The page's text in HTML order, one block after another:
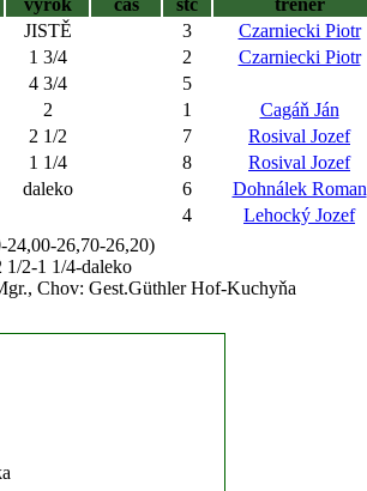
výrok čas stč trenér
JISTĚ 3
Czarniecki Piotr
1 3/4 2
Czarniecki Piotr
4 3/4
5
2 1
Cagáň Ján
2 1/2 7
Rosival Jozef
1 1/4 8
Rosival Jozef
daleko 6
Dohnálek Roman
4
Lehocký Jozef
24,00-26,70-26,20)
2-1 1/4-daleko
Chov: Gest.Güthler Hof-Kuchyňa